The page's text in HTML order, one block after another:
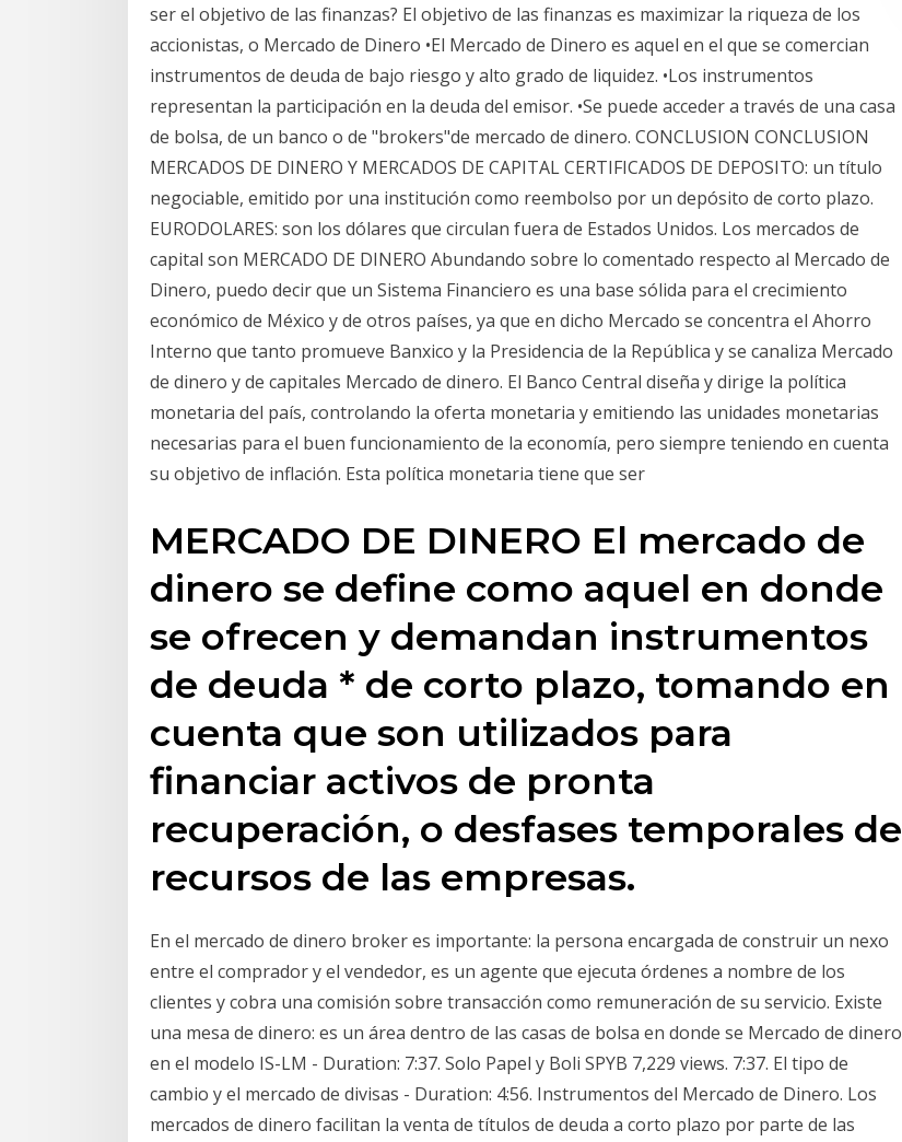
ser el objetivo de las finanzas? El objetivo de las finanzas es maximizar la riqueza de los
accionistas, o Mercado de Dinero •El Mercado de Dinero es aquel en el que se comercian
instrumentos de deuda de bajo riesgo y alto grado de liquidez. •Los instrumentos
representan la participación en la deuda del emisor. •Se puede acceder a través de una casa
de bolsa, de un banco o de "brokers"de mercado de dinero. CONCLUSION CONCLUSION
MERCADOS DE DINERO Y MERCADOS DE CAPITAL CERTIFICADOS DE DEPOSITO: un título
negociable, emitido por una institución como reembolso por un depósito de corto plazo.
EURODOLARES: son los dólares que circulan fuera de Estados Unidos. Los mercados de
capital son MERCADO DE DINERO Abundando sobre lo comentado respecto al Mercado de
Dinero, puedo decir que un Sistema Financiero es una base sólida para el crecimiento
económico de México y de otros países, ya que en dicho Mercado se concentra el Ahorro
Interno que tanto promueve Banxico y la Presidencia de la República y se canaliza Mercado
de dinero y de capitales Mercado de dinero. El Banco Central diseña y dirige la política
monetaria del país, controlando la oferta monetaria y emitiendo las unidades monetarias
necesarias para el buen funcionamiento de la economía, pero siempre teniendo en cuenta
su objetivo de inflación. Esta política monetaria tiene que ser
MERCADO DE DINERO El mercado de
dinero se define como aquel en donde
se ofrecen y demandan instrumentos
de deuda * de corto plazo, tomando en
cuenta que son utilizados para
financiar activos de pronta
recuperación, o desfases temporales de
recursos de las empresas.
En el mercado de dinero broker es importante: la persona encargada de construir un nexo
entre el comprador y el vendedor, es un agente que ejecuta órdenes a nombre de los
clientes y cobra una comisión sobre transacción como remuneración de su servicio. Existe
una mesa de dinero: es un área dentro de las casas de bolsa en donde se Mercado de dinero
en el modelo IS-LM - Duration: 7:37. Solo Papel y Boli SPYB 7,229 views. 7:37. El tipo de
cambio y el mercado de divisas - Duration: 4:56. Instrumentos del Mercado de Dinero. Los
mercados de dinero facilitan la venta de títulos de deuda a corto plazo por parte de las